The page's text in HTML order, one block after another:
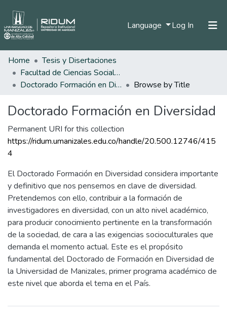
Language Log In (current)
Communities & Collections
Home
Tesis y Disertaciones
Facultad de Ciencias Sociales y Humanas
Doctorado Formación en Diversidad
Browse by Title
Doctorado Formación en Diversidad
Permanent URI for this collection
https://ridum.umanizales.edu.co/handle/20.500.12746/415
4
El Doctorado Formación en Diversidad considera importante
y definitivo que nos pensemos en clave de diversidad.
Pretendemos con ello, contribuir a la formación de
investigadores en diversidad, con un alto nivel académico,
para producir conocimiento pertinente en la transformación
de la sociedad, de cara a las exigencias socioculturales que
demanda el momento actual. Este es el propósito
fundamental del Doctorado de Formación en Diversidad de
la Universidad de Manizales, primer programa académico de
este nivel que aborda el tema en el País.